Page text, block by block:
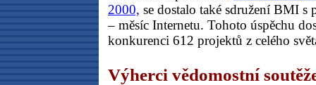
2000, se dostalo také sdružení BMI s
– měsíc Internetu. Tohoto úspěchu
konkurenci 612 projektů z celého
Výherci vědomostní